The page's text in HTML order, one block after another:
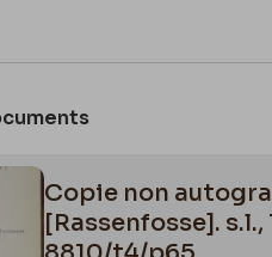
https://
Copie non
[Rassenfosse].